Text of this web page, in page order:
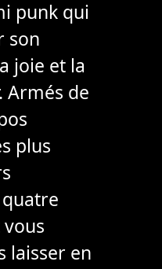
punk qui
son
joie et la
Armés de
plus
quatre
laisser en